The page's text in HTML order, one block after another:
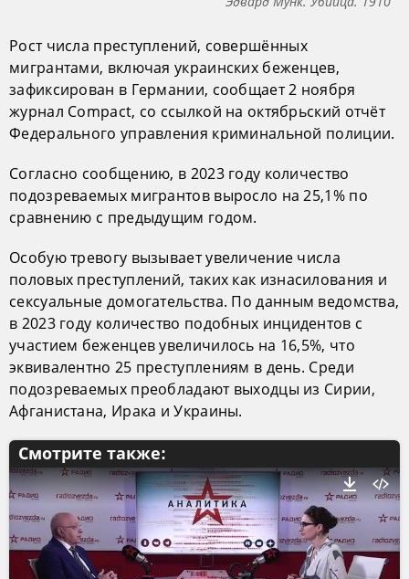
Рост числа преступлений, совершённых
мигрантами, включая украинских беженцев,
зафиксирован в Германии, сообщает 2 ноября
журнал Compact, со ссылкой на октябрьский отчёт
Федерального управления криминальной полиции.
Согласно сообщению, в 2023 году количество
подозреваемых мигрантов выросло на 25,1% по
сравнению с предыдущим годом.
Особую тревогу вызывает увеличение числа
половых преступлений, таких как изнасилования и
сексуальные домогательства. По данным ведомства,
в 2023 году количество подобных инцидентов с
участием беженцев увеличилось на 16,5%, что
эквивалентно 25 преступлениям в день. Среди
подозреваемых преобладают выходцы из Сирии,
Афганистана, Ирака и Украины.
Смотрите также: